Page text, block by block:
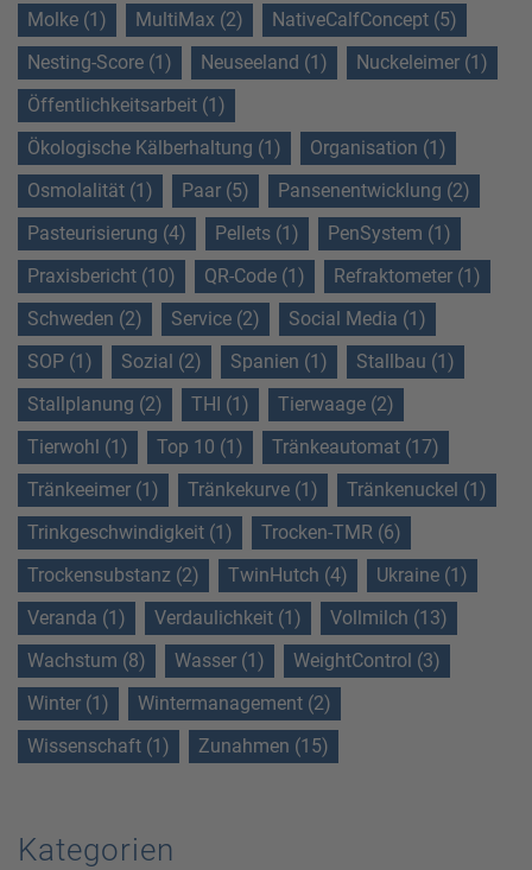
Molke (1) MultiMax (2)
NativeCalfConcept (5)
Nesting-Score (1)
Neuseeland (1)
Nuckeleimer (1)
Öffentlichkeitsarbeit (1)
Ökologische Kälberhaltung (1)
Organisation (1)
Osmolalität (1)
Paar (5)
Pansenentwicklung (2)
Pasteurisierung (4)
Pellets (1)
PenSystem (1)
Praxisbericht (10)
QR-Code (1)
Refraktometer (1)
Schweden (2)
Service (2)
Social Media (1)
SOP (1)
Sozial (2) Spanien (1)
Stallbau (1)
Stallplanung (2)
THI (1)
Tierwaage (2)
Tierwohl (1)
Top 10 (1)
Tränkeautomat (17)
Tränkeeimer (1)
Tränkekurve (1)
Tränkenuckel (1)
Trinkgeschwindigkeit (1)
Trocken-TMR (6)
Trockensubstanz (2)
TwinHutch (4)
Ukraine (1)
Veranda (1)
Verdaulichkeit (1)
Vollmilch (13)
Wachstum (8)
Wasser (1)
WeightControl (3)
Winter (1)
Wintermanagement (2)
Wissenschaft (1)
Zunahmen (15)
Kategorien